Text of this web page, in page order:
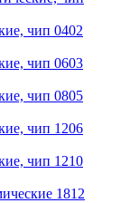
чип 0402
чип 0603
чип 0805
чип 1206
чип 1210
1812